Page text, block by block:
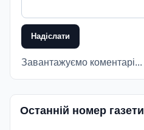
Надіслати
Завантажуємо коментарі...
Останній номер газети